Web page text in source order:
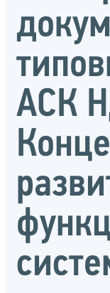
АСК